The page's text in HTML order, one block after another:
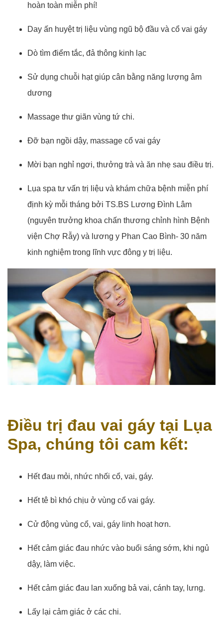
hoàn toàn miễn phí!
Day ấn huyệt trị liệu vùng ngũ bộ đầu và cổ vai gáy
Dò tìm điểm tắc, đả thông kinh lạc
Sử dụng chuỗi hạt giúp cân bằng năng lượng âm
dương
Massage thư giãn vùng tứ chi.
Đỡ bạn ngồi dậy, massage cổ vai gáy
Mời bạn nghỉ ngơi, thưởng trà và ăn nhẹ sau điều trị.
Lụa spa tư vấn trị liệu và khám chữa bệnh miễn phí
định kỳ mỗi tháng bởi TS.BS Lương Đình Lâm
(nguyên trưởng khoa chấn thương chỉnh hình Bệnh
viện Chợ Rẫy) và lương y Phan Cao Bình- 30 năm
kinh nghiệm trong lĩnh vực đông y trị liệu.
Điều trị đau vai gáy tại Lụa
Spa, chúng tôi cam kết:
Hết đau mỏi, nhức nhối cổ, vai, gáy.
Hết tê bì khó chịu ở vùng cổ vai gáy.
Cử động vùng cổ, vai, gáy linh hoạt hơn.
Hết cảm giác đau nhức vào buổi sáng sớm, khi ngủ
dậy, làm việc.
Hết cảm giác đau lan xuống bả vai, cánh tay, lưng.
Lấy lại cảm giác ở các chi.